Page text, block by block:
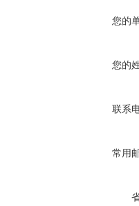
您的
您的
联系
常用